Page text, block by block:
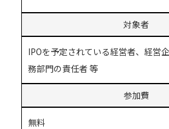
対象者
IPOを予定されている経営者、経営
務部門の責任者 等
参加費
無料